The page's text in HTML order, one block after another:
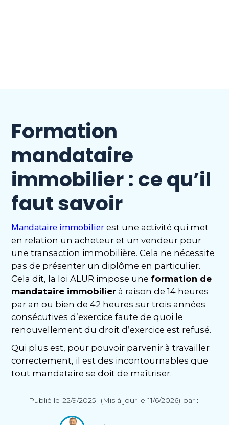
Formation
mandataire
immobilier : ce qu’il
faut savoir
Mandataire immobilier est une activité qui met
en relation un acheteur et un vendeur pour
une transaction immobilière. Cela ne nécessite
pas de présenter un diplôme en particulier.
Cela dit, la loi ALUR impose uneformation de
mandataire immobilier à raison de 14 heures
par an ou bien de 42 heures sur trois années
consécutives d’exercice faute de quoi le
renouvellement du droit d’exercice est refusé.
Qui plus est, pour pouvoir parvenir à travailler
correctement, il est des incontournables que
tout mandataire se doit de maîtriser.
Publié le 22/9/2025 (Mis à jour le 11/6/2026) par :